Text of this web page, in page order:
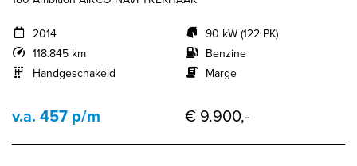
2014
118.845 km
Handgeschakeld
90 kW (122 PK)
Benzine
Marge
v.a. 457 p/m € 9.900,-